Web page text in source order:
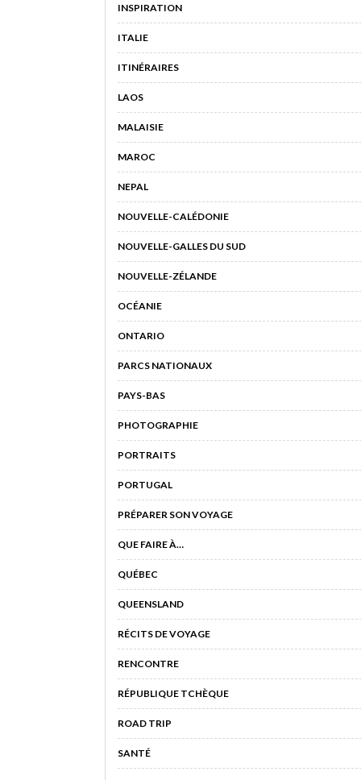
INSPIRATION
ITALIE
ITINÉRAIRES
LAOS
MALAISIE
MAROC
NEPAL
NOUVELLE-CALÉDONIE
NOUVELLE-GALLES DU SUD
NOUVELLE-ZÉLANDE
OCÉANIE
ONTARIO
PARCS NATIONAUX
PAYS-BAS
PHOTOGRAPHIE
PORTRAITS
PORTUGAL
PRÉPARER SON VOYAGE
QUE FAIRE À…
QUÉBEC
QUEENSLAND
RÉCITS DE VOYAGE
RENCONTRE
RÉPUBLIQUE TCHÈQUE
ROAD TRIP
SANTÉ